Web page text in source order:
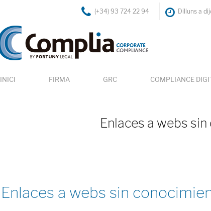
(+34) 93 724 22 94 Dilluns a
INICI FIRMA GRC COMPLIANCE
Enlaces a webs
Enlaces a webs sin